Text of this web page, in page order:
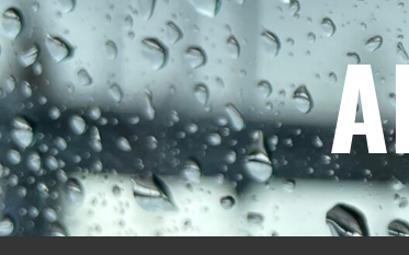
Spring
naar
inhoud